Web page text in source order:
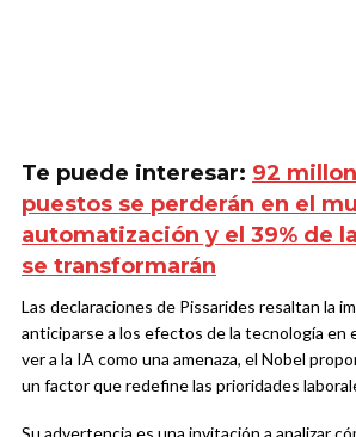
Te puede interesar: 92
puestos se perderán en el
automatización y el 39% de
se transformarán
Las declaraciones de Pissarides resaltan la
anticiparse a los efectos de la tecnología en
ver a la IA como una amenaza, el Nobel
un factor que redefine las prioridades